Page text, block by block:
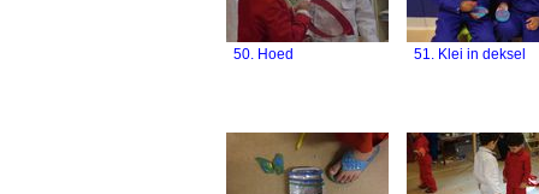
50. Hoed 51. Klei in deksel